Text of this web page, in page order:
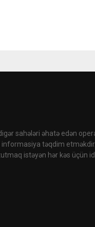
sahələri əhatə edən
informasiya təqdim etməkdir.
istəyən hər kəs üçün